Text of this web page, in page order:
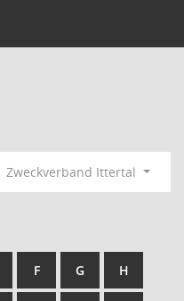
Zweckverband Ittertal
F G H